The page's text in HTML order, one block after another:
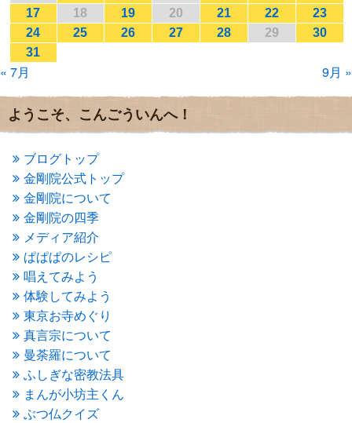
2017年1月(2)
2016年12月(4)
2016年11月(3)
2016年10月
2016年9月
2016年6月
(2)
2016年5月(3)
2016年4月
(4)
2016年3月(4)
2016年2月(5)
2016年1月(3)
2015年12月(6)
2015年11月(4)
2015年10月
(4)
2015年9月
(3)
2015年8月(4)
2015年7月(4)
2015年6月(3)
2015年5月(1)
2015年4月(1)
(3)
2015年2月(3)
2015年1月(1)
2014年12月 (2)
17 18 19 20 21 22
23
24
25 26 27 28 29
30
31
« 7月 9月 »
ようこそ、こんごういんへ！
ブログトップ
金剛院公式トップ
金剛院について
金剛院の四季
メディア紹介
ぱぱぱのレシピ
唱えてみよう
体験してみよう
東京お寺めぐり
真言宗について
曼荼羅について
ふしぎな密教法具
まんが小坊主くん
ぶつ仏クイズ